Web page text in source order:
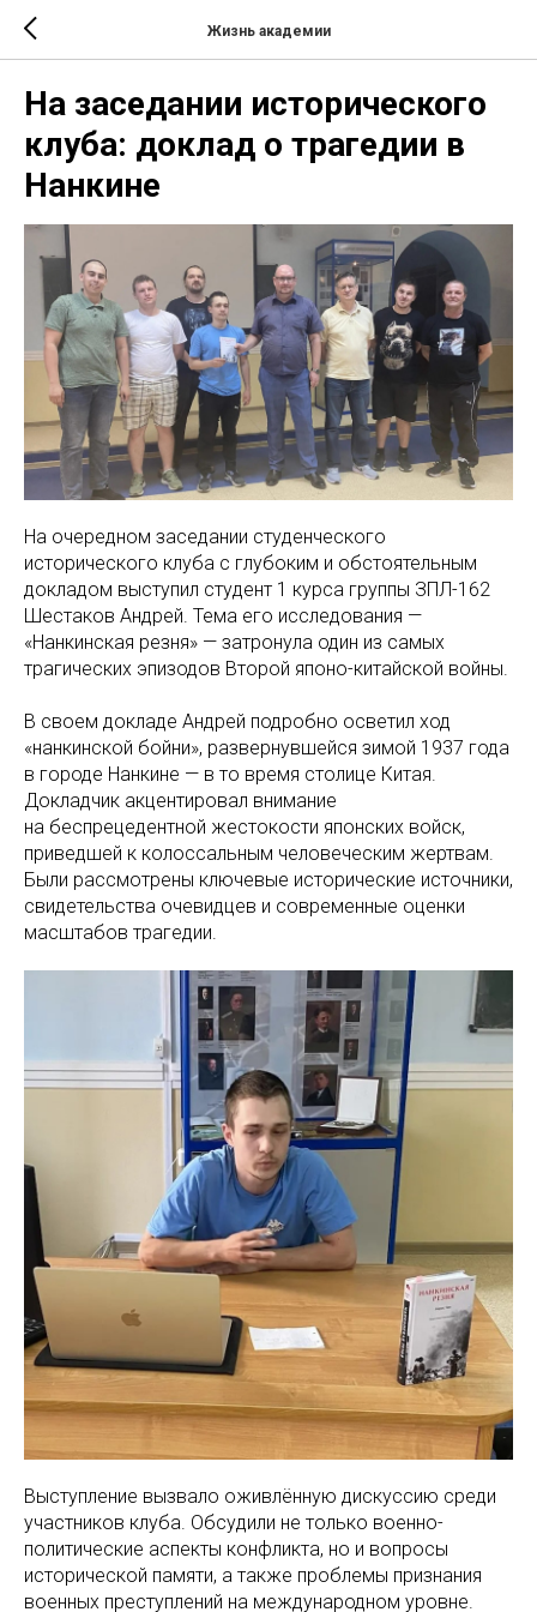
Жизнь академии
На заседании исторического
клуба: доклад о трагедии в
Нанкине
На очередном заседании студенческого
исторического клуба с глубоким и обстоятельным
докладом выступил студент 1 курса группы ЗПЛ-162
Шестаков Андрей. Тема его исследования —
«Нанкинская резня» — затронула один из самых
трагических эпизодов Второй японо-китайской войны.
В своем докладе Андрей подробно осветил ход
«нанкинской бойни», развернувшейся зимой 1937 года
в городе Нанкине — в то время столице Китая.
Докладчик акцентировал внимание
на беспрецедентной жестокости японских войск,
приведшей к колоссальным человеческим жертвам.
Были рассмотрены ключевые исторические источники,
свидетельства очевидцев и современные оценки
масштабов трагедии.
Выступление вызвало оживлённую дискуссию среди
участников клуба. Обсудили не только военно-
политические аспекты конфликта, но и вопросы
исторической памяти, а также проблемы признания
военных преступлений на международном уровне.